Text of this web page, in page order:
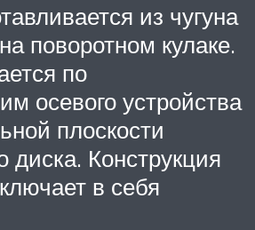
из чугуна
поворотном кулаке.
по
осевого устройства
плоскости
диска. Конструкция
в себя